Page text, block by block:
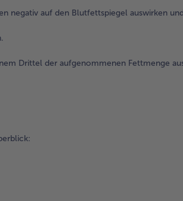
negativ auf den Blutfettspiegel auswirken
Drittel der aufgenommenen Fettmenge